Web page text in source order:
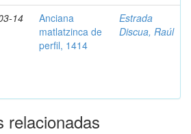
14
Anciana
matlatzinca de
perfil, 1414
Estrada
Discua, Raúl
relacionadas